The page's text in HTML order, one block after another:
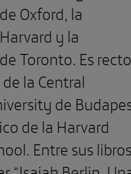
Oxford, la
y la
Toronto. Es
la Central
de
de la Harvard
Entre sus